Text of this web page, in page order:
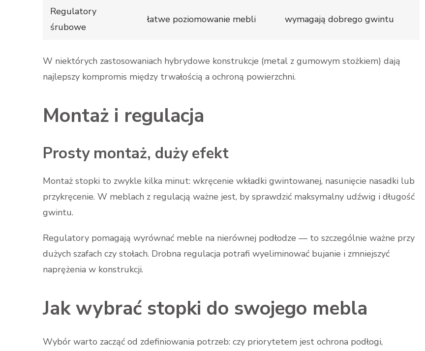
Regulatory
śrubowe
łatwe poziomowanie mebli wymagają dobrego gwintu
W niektórych zastosowaniach hybrydowe konstrukcje (metal z gumowym stożkiem) dają
najlepszy kompromis między trwałością a ochroną powierzchni.
Montaż i regulacja
Prosty montaż, duży efekt
Montaż stopki to zwykle kilka minut: wkręcenie wkładki gwintowanej, nasunięcie nasadki lub
przykręcenie. W meblach z regulacją ważne jest, by sprawdzić maksymalny udźwig i długość
gwintu.
Regulatory pomagają wyrównać meble na nierównej podłodze — to szczególnie ważne przy
dużych szafach czy stołach. Drobna regulacja potrafi wyeliminować bujanie i zmniejszyć
naprężenia w konstrukcji.
Jak wybrać stopki do swojego mebla
Wybór warto zacząć od zdefiniowania potrzeb: czy priorytetem jest ochrona podłogi,